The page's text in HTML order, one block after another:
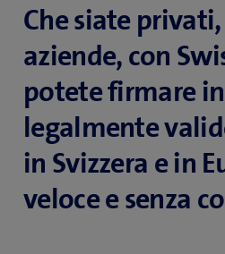
Che siate
aziende, con
potete firmare
legalmente
in Svizzera e in
veloce e senza